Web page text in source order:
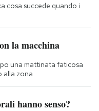
cosa succede quando i
la macchina
una mattinata faticosa
alla zona
hanno senso?